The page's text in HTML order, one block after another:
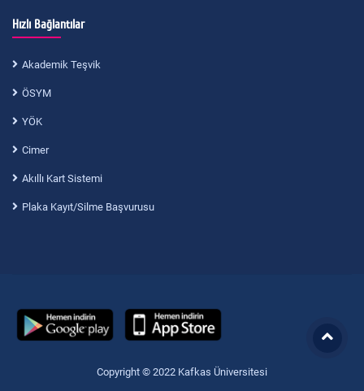
Hızlı Bağlantılar
Akademik Teşvik
ÖSYM
YÖK
Cimer
Akıllı Kart Sistemi
Plaka Kayıt/Silme Başvurusu
Copyright © 2022 Kafkas Üniversitesi